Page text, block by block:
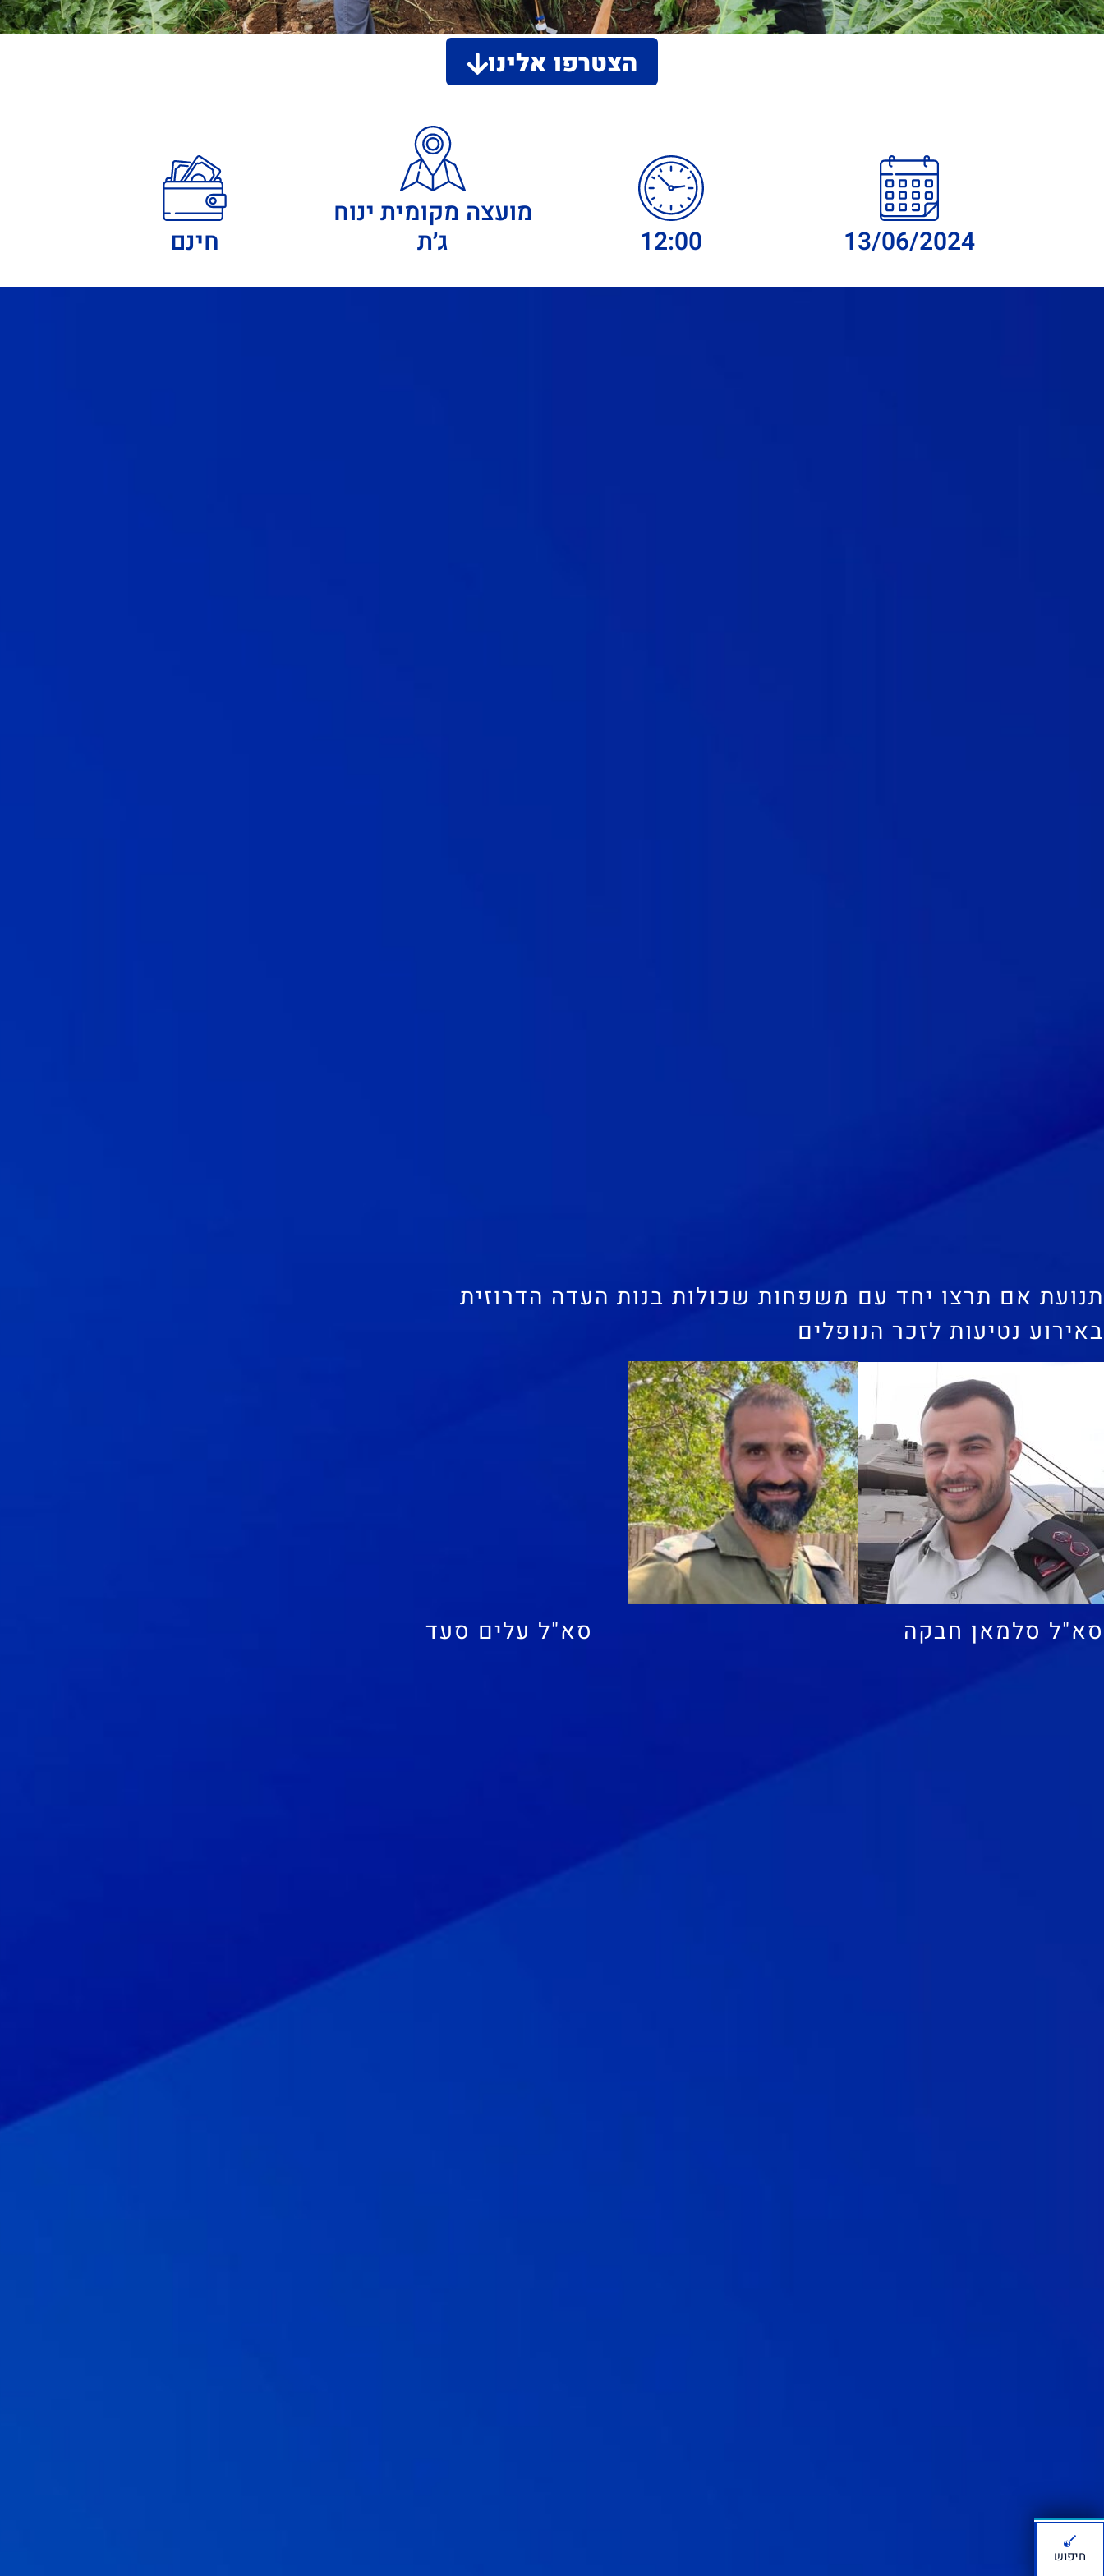
הצטרפו אלינו
13/06/2024
12:00
מועצה מקומית ינוח
ג׳ת
חינם
תנועת אם תרצו יחד עם משפחות שכולות בנות העדה הדרוזית
באירוע נטיעות לזכר הנופלים
סא"ל סלמאן חבקה סא"ל עלים סעד
חיפוש